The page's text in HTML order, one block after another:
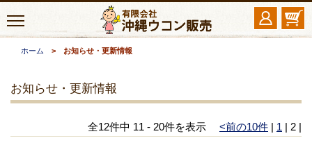
ホーム > お知らせ・更新情報
お知らせ・更新情報
全12件中 11 - 20件を表示 <前の10件 | 1 | 2 |